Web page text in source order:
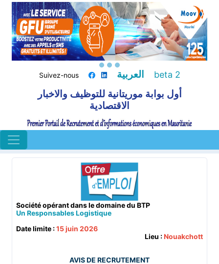
Suivez-nous العربية beta 2
أول بوابة موريتانية للتوظيف والاخبار
الاقتصادية
Société opérant dans le domaine du BTP
Un Responsables Logistique
Date limite :15 juin 2026
Lieu :Nouakchott
AVIS DE RECRUTEMENT